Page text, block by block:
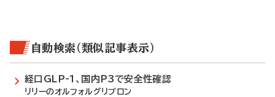
自動検索（類似記事表示）
経口GLP-1、国内P3で安全性確認
リリーのオルフォルグリプロン